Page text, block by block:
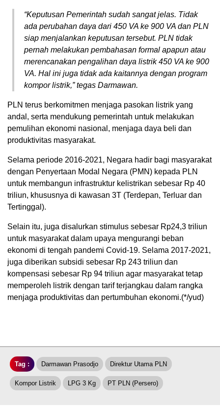
“Keputusan Pemerintah sudah sangat jelas. Tidak
ada perubahan daya dari 450 VA ke 900 VA dan PLN
siap menjalankan keputusan tersebut. PLN tidak
pernah melakukan pembahasan formal apapun atau
merencanakan pengalihan daya listrik 450 VA ke 900
VA. Hal ini juga tidak ada kaitannya dengan program
kompor listrik,” tegas Darmawan.
PLN terus berkomitmen menjaga pasokan listrik yang
andal, serta mendukung pemerintah untuk melakukan
pemulihan ekonomi nasional, menjaga daya beli dan
produktivitas masyarakat.
Selama periode 2016-2021, Negara hadir bagi masyarakat
dengan Penyertaan Modal Negara (PMN) kepada PLN
untuk membangun infrastruktur kelistrikan sebesar Rp 40
triliun, khususnya di kawasan 3T (Terdepan, Terluar dan
Tertinggal).
Selain itu, juga disalurkan stimulus sebesar Rp24,3 triliun
untuk masyarakat dalam upaya mengurangi beban
ekonomi di tengah pandemi Covid-19. Selama 2017-2021,
juga diberikan subsidi sebesar Rp 243 triliun dan
kompensasi sebesar Rp 94 triliun agar masyarakat tetap
memperoleh listrik dengan tarif terjangkau dalam rangka
menjaga produktivitas dan pertumbuhan ekonomi.(*/yud)
Tag : Darmawan Prasodjo Direktur Utama PLN
Kompor Listrik LPG 3 Kg PT PLN (Persero)